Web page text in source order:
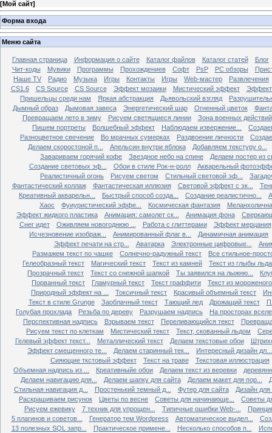
[Мой сайт]
Форма входа
Меню сайта
Главная страница Информация о сайте Каталог файлов Каталог статей
Блог
Чит-коды
Мувики Программы Прохождениев Софт PsP PC обзоры
Наше TV
Радио Музыка Игры Контакты Игры Web-мастер
Развлечения
CS1.6
CS Source CS Source Эффект мозаики Мистический эффект
Эффект
Пришельцы среди нам
Яркая абстракция Дьявольский взгляд
Дымный образ
Дымовая завеса Энергетический шар Огненный цветок
Превращаем лето в зиму
Рисуем светящиеся линии
Зона военных действий
Пишем портреты
Волшебный эффект Наблюдаем извержение...
Разноцветное свечение
Во мрачных сумерках Раздвоение личности
Делаем скоростоной п...
Апельсин внутри яблока
Добавляем текстуру о...
Завариваем горячий кофе
Звездное небо на спине
Делаем постер из
Создание световых эф...
Обои в стиле Рок-н-ролл
Акварельный
Реалистичный огонь
Рисуем светом Стильный световой эф...
Фантастический коллаж
Фантастическая иллюзия Световой эффект с эк...
Креативный акварельн...
Быстрый способ созда... Создание реалистично...
Хаос
Фуиуристический эффе... Космическая фантазия
Эффект жидкого пластика
Анимация: самолет ск... Анимация фона
Снег идет
Оживляем новогоднюю ... Работа с глиттерами
Эффект мерцания
Исчезновение изображ...
Анимированный флаг в...
Динамичная анимация
Эффект печати на стр...
Аватарка Электронные цифровые...
Размажем текст по чашке
Солнечно-радужный текст
Все стильное-
Гелеобразный текст
Магический текст Текст из камней
Текст из глыбы льда
Прозрачный текст
Текст со снежной шапкой Ты заявился на лыжню...
Порванный текст
Гламурный текст Текст граффити
Текст из мороженого
Природный эффект на ...
Токсичный текст Красивый объемный текст
Текст в стиле Grunge
Заоблачный текст Тающий лед Дрожащий текст
Голубая прохлада
Резьба по дереву Разрушаем надпись
На просторах
Перспективная надпись
Взрываем текст Переливающийся текст
Рисуем текст по клеткам
Мистический текст Текст, скованный льдом
Гелевый эффект текст...
Металлический текст Делаем текстовые обои
Эффект смещенного те...
Делаем старинный тек...
Интересный дизайн дл...
Сияющие ткстовый эффект
Текст на траве
Текстовая иллюстрация
Объемная надпись из ...
Креативныйе обои Делаем текст из веревки
Делаем навигацию для...
Делаем шапку для сайта Делаем макет для пор...
Стильная навигация д...
Простенький темный д... Футер для сайта
Дизайн для
Раскрашиваем рисунок
Цветы по весне Советы для начинающе...
Советы
Рисуем ежевику
7 техник для упрощен... Типичные ошибки Web-...
5 плагинов и советов...
Генератор тем Wordpress Автоматическое выдел...
13 полезных SQL запр...
Практическое примене... Несколько способов п...